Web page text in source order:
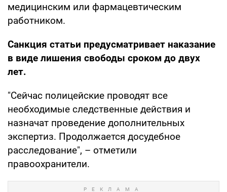
медицинским или фармацевтическим
работником.
Санкция статьи предусматривает наказание
в виде лишения свободы сроком до двух
лет.
"Сейчас полицейские проводят все
необходимые следственные действия и
назначат проведение дополнительных
экспертиз. Продолжается досудебное
расследование", – отметили
правоохранители.